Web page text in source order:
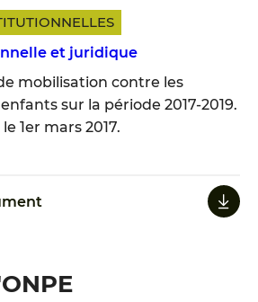
et juridique
mobilisation contre les
sur la période 2017-2019.
1er mars 2017.